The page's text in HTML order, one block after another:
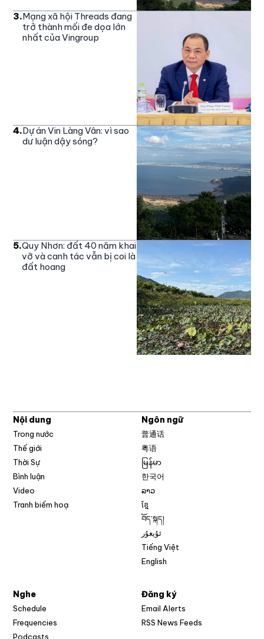
3.Mạng xã hội Threads đang
trở thành mối đe dọa lớn
nhất của Vingroup
4.Dự án Vin Làng Vân: vì sao
dư luận dậy sóng?
5.Quy Nhơn: đất 40 năm khai
vỡ và canh tác vẫn bị coi là
đất hoang
Nội dung
Trong nước
Thế giới
Thời Sự
Bình luận
Video
Tranh biếm hoạ
Ngôn ngữ
普通话
粤语
မြန်မာ
한국어
ລາວ
ខ្មែ
བོད་སྐད།
ئۇيغۇر
Tiếng Việt
English
Nghe
Schedule
Frequencies
Podcasts
Đăng ký
Email Alerts
RSS News Feeds